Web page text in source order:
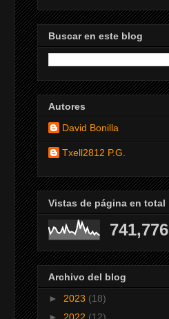
Buscar en este blog
Autores
David Bonilla
Txell2812 P.G.
Vistas de página en total
741,776
Archivo del blog
► 2023 (18)
► 2022 (12)